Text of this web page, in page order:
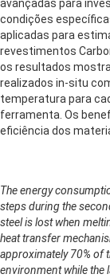
avançadas para
condições
aplicadas para
revestimentos
os resultados
realizados in-situ
temperatura para
ferramenta. Os
eficiência dos
The energy
steps during the
steel is lost when
heat transfer
approximately 70% of
environment while the